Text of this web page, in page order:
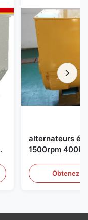
alternateurs
1500rpm
Obtenez